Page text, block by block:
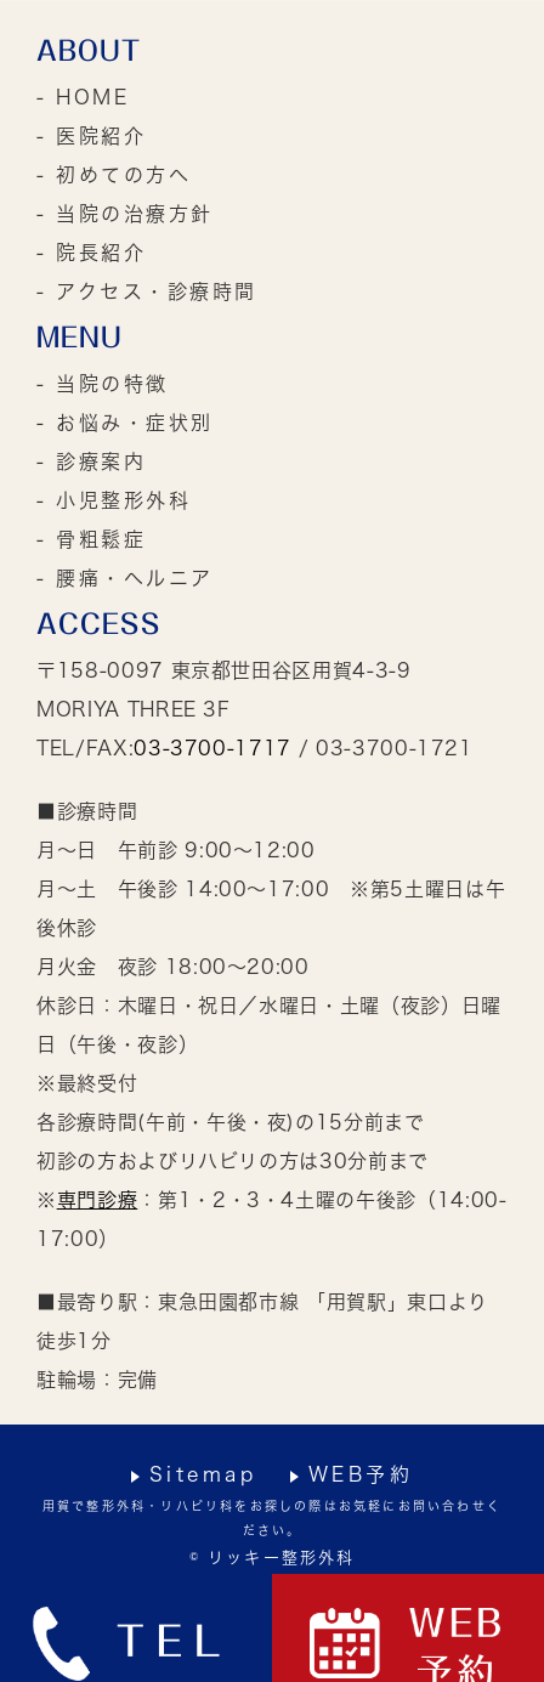
ABOUT
- HOME
- 医院紹介
- 初めての方へ
- 当院の治療方針
- 院長紹介
- アクセス・診療時間
MENU
- 当院の特徴
- お悩み・症状別
- 診療案内
- 小児整形外科
- 骨粗鬆症
- 腰痛・ヘルニア
ACCESS
〒158-0097 東京都世田谷区用賀4-3-9
MORIYA THREE 3F
TEL/FAX:03-3700-1717 / 03-3700-1721
■診療時間
月～日 午前診 9:00～12:00
月～土 午後診 14:00～17:00 ※第5土曜日は午
後休診
月火金 夜診 18:00～20:00
休診日：木曜日・祝日／水曜日・土曜（夜診）日曜
日（午後・夜診）
※最終受付
各診療時間(午前・午後・夜)の15分前まで
初診の方およびリハビリの方は30分前まで
※ 専門診療 ：第1・2・3・4土曜の午後診（14:00-
17:00）
■最寄り駅：東急田園都市線 「用賀駅」東口より
徒歩1分
駐輪場：完備
Sitemap WEB予約
用賀で整形外科・リハビリ科をお探しの際はお気軽にお問い合わせく
ださい。
© リッキー整形外科